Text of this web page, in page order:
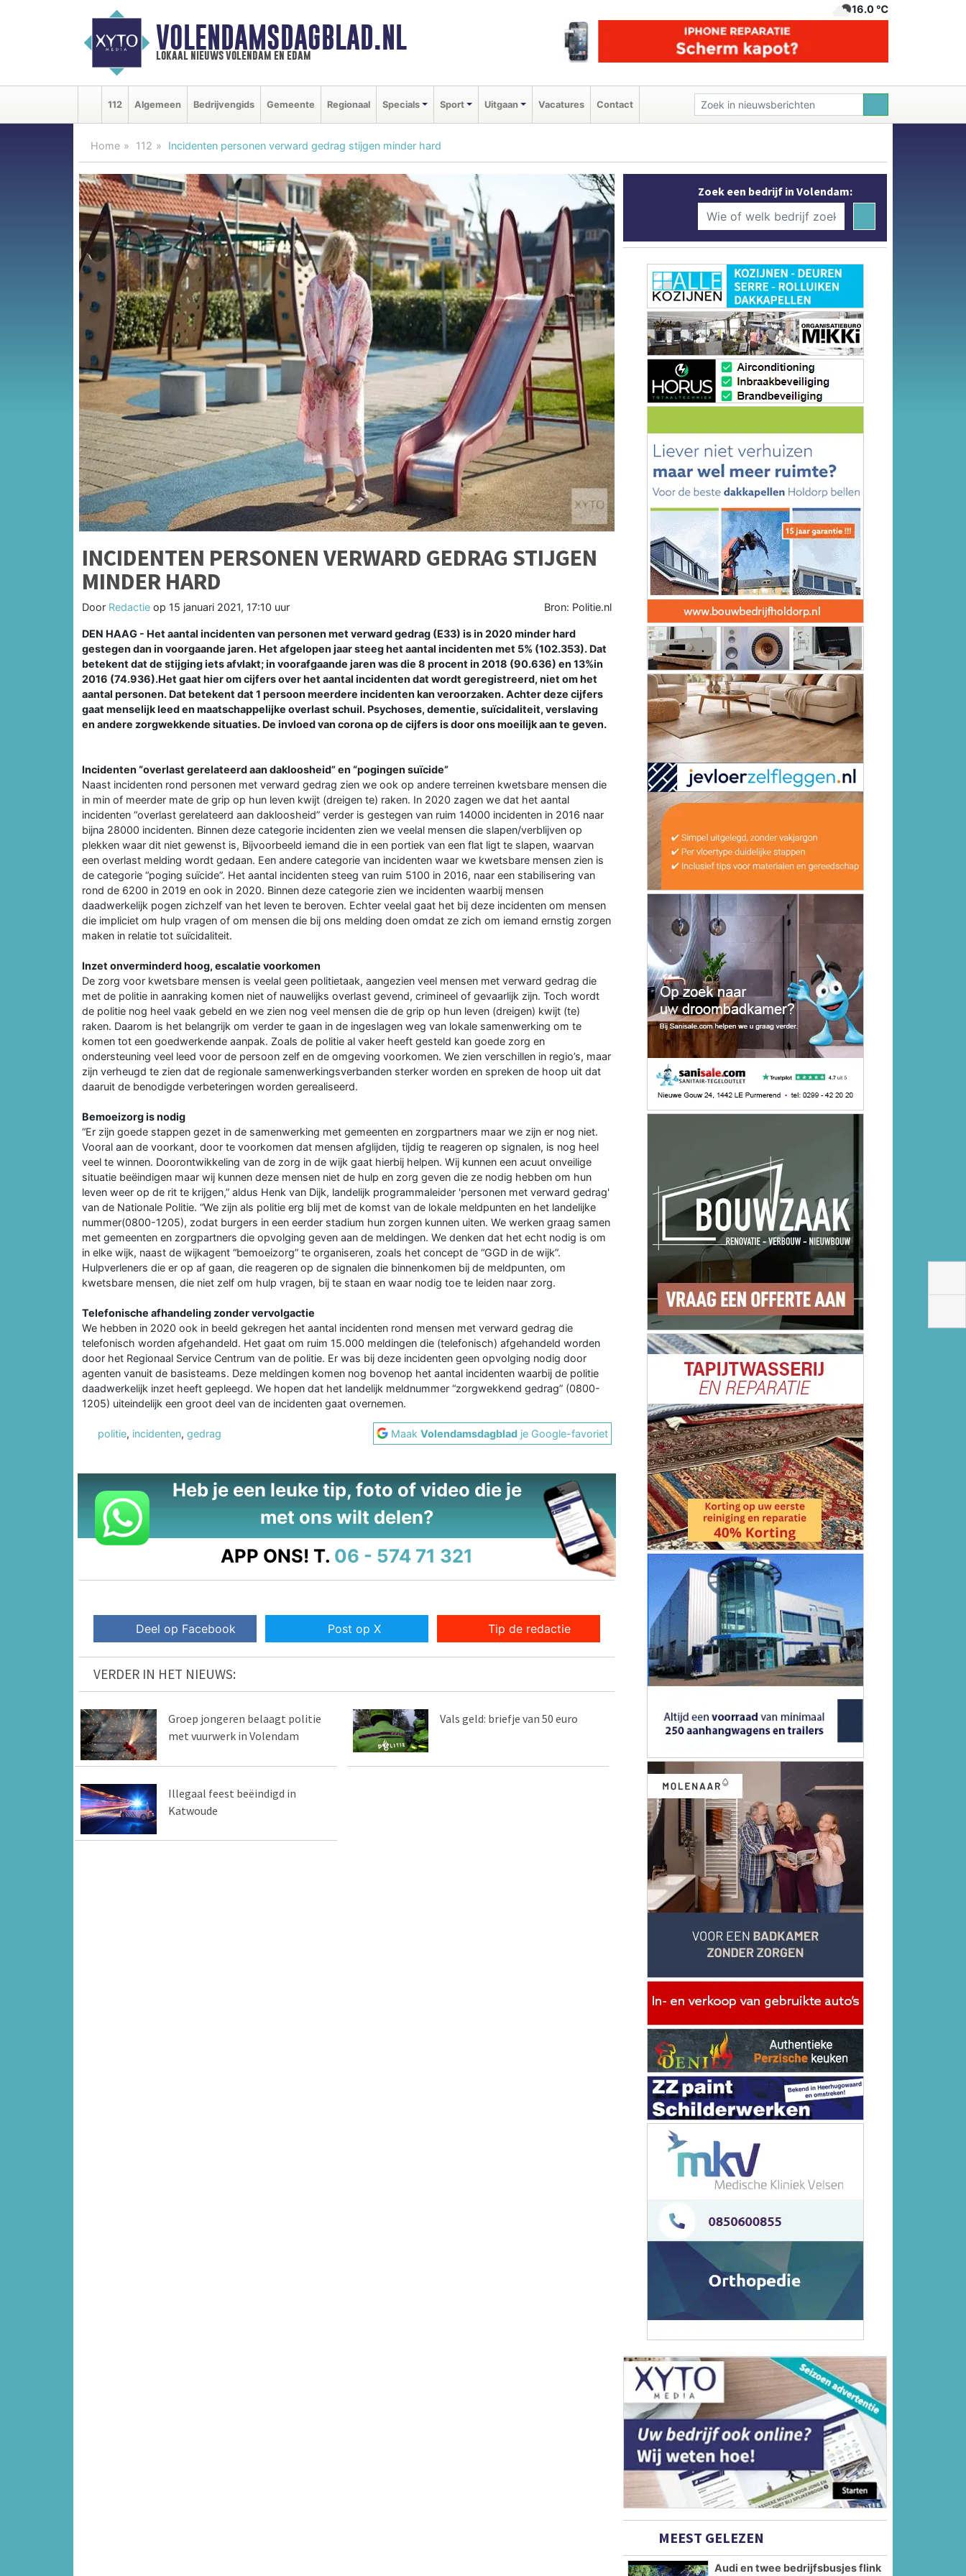
VOLENDAMSDAGBLAD.NL
lokaal nieuws volendam en edam
16.0 ℃
112 Algemeen Bedrijvengids Gemeente Regionaal Specials Sport Uitgaan Vacatures Contact
Home 112 Incidenten personen verward gedrag stijgen minder hard
INCIDENTEN PERSONEN VERWARD GEDRAG STIJGEN
MINDER HARD
Door Redactie op 15 januari 2021, 17:10 uur Bron: Politie.nl
DEN HAAG - Het aantal incidenten van personen met verward gedrag (E33) is in 2020 minder hard
gestegen dan in voorgaande jaren. Het afgelopen jaar steeg het aantal incidenten met 5% (102.353). Dat
betekent dat de stijging iets afvlakt; in voorafgaande jaren was die 8 procent in 2018 (90.636) en 13%in
2016 (74.936).Het gaat hier om cijfers over het aantal incidenten dat wordt geregistreerd, niet om het
aantal personen. Dat betekent dat 1 persoon meerdere incidenten kan veroorzaken. Achter deze cijfers
gaat menselijk leed en maatschappelijke overlast schuil. Psychoses, dementie, suïcidaliteit, verslaving
en andere zorgwekkende situaties. De invloed van corona op de cijfers is door ons moeilijk aan te geven.
Incidenten “overlast gerelateerd aan dakloosheid” en “pogingen suïcide”
Naast incidenten rond personen met verward gedrag zien we ook op andere terreinen kwetsbare mensen die
in min of meerder mate de grip op hun leven kwijt (dreigen te) raken. In 2020 zagen we dat het aantal
incidenten “overlast gerelateerd aan dakloosheid” verder is gestegen van ruim 14000 incidenten in 2016 naar
bijna 28000 incidenten. Binnen deze categorie incidenten zien we veelal mensen die slapen/verblijven op
plekken waar dit niet gewenst is, Bijvoorbeeld iemand die in een portiek van een flat ligt te slapen, waarvan
een overlast melding wordt gedaan. Een andere categorie van incidenten waar we kwetsbare mensen zien is
de categorie “poging suïcide”. Het aantal incidenten steeg van ruim 5100 in 2016, naar een stabilisering van
rond de 6200 in 2019 en ook in 2020. Binnen deze categorie zien we incidenten waarbij mensen
daadwerkelijk pogen zichzelf van het leven te beroven. Echter veelal gaat het bij deze incidenten om mensen
die impliciet om hulp vragen of om mensen die bij ons melding doen omdat ze zich om iemand ernstig zorgen
maken in relatie tot suïcidaliteit.
Inzet onverminderd hoog, escalatie voorkomen
De zorg voor kwetsbare mensen is veelal geen politietaak, aangezien veel mensen met verward gedrag die
met de politie in aanraking komen niet of nauwelijks overlast gevend, crimineel of gevaarlijk zijn. Toch wordt
de politie nog heel vaak gebeld en we zien nog veel mensen die de grip op hun leven (dreigen) kwijt (te)
raken. Daarom is het belangrijk om verder te gaan in de ingeslagen weg van lokale samenwerking om te
komen tot een goedwerkende aanpak. Zoals de politie al vaker heeft gesteld kan goede zorg en
ondersteuning veel leed voor de persoon zelf en de omgeving voorkomen. We zien verschillen in regio’s, maar
zijn verheugd te zien dat de regionale samenwerkingsverbanden sterker worden en spreken de hoop uit dat
daaruit de benodigde verbeteringen worden gerealiseerd.
Bemoeizorg is nodig
“Er zijn goede stappen gezet in de samenwerking met gemeenten en zorgpartners maar we zijn er nog niet.
Vooral aan de voorkant, door te voorkomen dat mensen afglijden, tijdig te reageren op signalen, is nog heel
veel te winnen. Doorontwikkeling van de zorg in de wijk gaat hierbij helpen. Wij kunnen een acuut onveilige
situatie beëindigen maar wij kunnen deze mensen niet de hulp en zorg geven die ze nodig hebben om hun
leven weer op de rit te krijgen,” aldus Henk van Dijk, landelijk programmaleider 'personen met verward gedrag'
van de Nationale Politie. “We zijn als politie erg blij met de komst van de lokale meldpunten en het landelijke
nummer(0800-1205), zodat burgers in een eerder stadium hun zorgen kunnen uiten. We werken graag samen
met gemeenten en zorgpartners die opvolging geven aan de meldingen. We denken dat het echt nodig is om
in elke wijk, naast de wijkagent “bemoeizorg” te organiseren, zoals het concept de “GGD in de wijk”.
Hulpverleners die er op af gaan, die reageren op de signalen die binnenkomen bij de meldpunten, om
kwetsbare mensen, die niet zelf om hulp vragen, bij te staan en waar nodig toe te leiden naar zorg.
Telefonische afhandeling zonder vervolgactie
We hebben in 2020 ook in beeld gekregen het aantal incidenten rond mensen met verward gedrag die
telefonisch worden afgehandeld. Het gaat om ruim 15.000 meldingen die (telefonisch) afgehandeld worden
door het Regionaal Service Centrum van de politie. Er was bij deze incidenten geen opvolging nodig door
agenten vanuit de basisteams. Deze meldingen komen nog bovenop het aantal incidenten waarbij de politie
daadwerkelijk inzet heeft gepleegd. We hopen dat het landelijk meldnummer “zorgwekkend gedrag” (0800-
1205) uiteindelijk een groot deel van de incidenten gaat overnemen.
politie, incidenten, gedrag MaakVolendamsdagblad je Google-favoriet
Heb je een leuke tip, foto of video die je
met ons wilt delen?
APP ONS! T. 06 - 574 71 321
Deel op Facebook Post op X Tip de redactie
VERDER IN HET NIEUWS:
Groep jongeren belaagt politie
met vuurwerk in Volendam
Vals geld: briefje van 50 euro
Illegaal feest beëindigd in
Katwoude
Zoek een bedrijf in Volendam:
MEEST GELEZEN
Audi en twee bedrijfsbusjes flink